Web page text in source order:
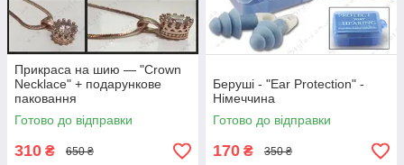
Прикраса на шию — "Crown
Necklace" + подарункове
паковання
Готово до відправки
310 ₴ 650 ₴
Беруші - "Ear Protection" -
Німеччина
Готово до відправки
170 ₴ 350 ₴